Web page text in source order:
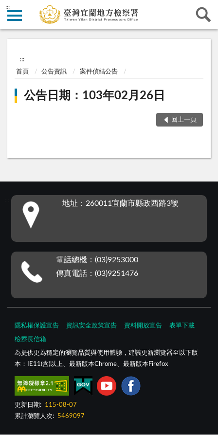
:::
:::
首頁 公告資訊 案件偵結公告
公告日期：103年02月26日
回上一頁
地址：260011宜蘭市縣政西路3號
電話總機：(03)9253000
傳真電話：(03)9251476
隱私權保護宣告 資訊安全政策宣告 資料開放宣告 表單下載
檢察長信箱
為提供更為穩定的瀏覽品質與使用體驗，建議更新瀏覽器至以下版
本：IE11(含)以上、最新版本Chrome、最新版本Firefox
更新日期:
115-08-07
累計瀏覽人次:
5469097